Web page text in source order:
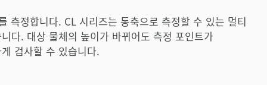
측정합니다. CL 시리즈는 동축으로 측정할 수 있는 멀티
다. 대상 물체의 높이가 바뀌어도 측정 포인트가
검사할 수 있습니다.